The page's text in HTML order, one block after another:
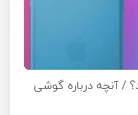
/ آنچه درباره گوشی